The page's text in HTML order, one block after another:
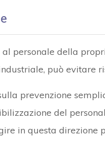
personale della
può evitare
prevenzione
del
in questa direzione